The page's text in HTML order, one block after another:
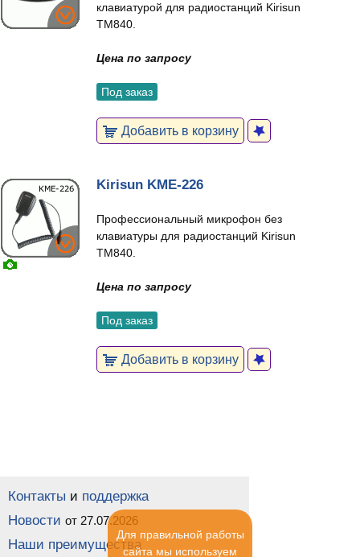
клавиатурой для радиостанций Kirisun
TM840.
Цена по запросу
Под заказ
Добавить в корзину
Kirisun KME-226
Профессиональный микрофон без
клавиатуры для радиостанций Kirisun
TM840.
Цена по запросу
Под заказ
Добавить в корзину
Контакты и поддержка
Новости от 27.07.2026
Наши преимущества
Для правильной работы
сайта мы используем